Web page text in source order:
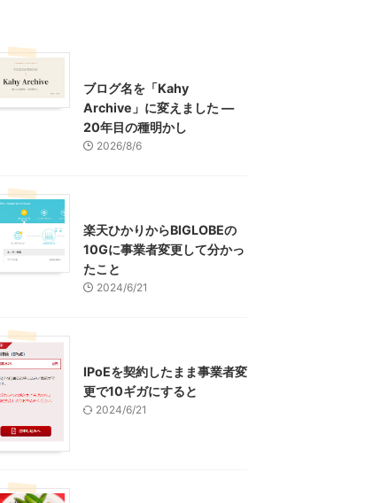
ブログ名を「Kahy
Archive」に変えました ―
20年目の種明かし
2026/8/6
楽天ひかりからBIGLOBEの
10Gに事業者変更して分かっ
たこと
2024/6/21
IPoEを契約したまま事業者変
更で10ギガにすると
2024/6/21